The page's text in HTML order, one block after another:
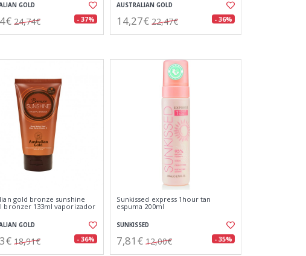
GOLD
24,74€ - 37%
AUSTRALIAN GOLD
14,27€ 22,47€ - 36%
gold bronze sunshine
bronzer 133ml vaporizador
GOLD
18,91€ - 36%
Sunkissed express 1hour tan
espuma 200ml
SUNKISSED
7,81€ 12,00€ - 35%